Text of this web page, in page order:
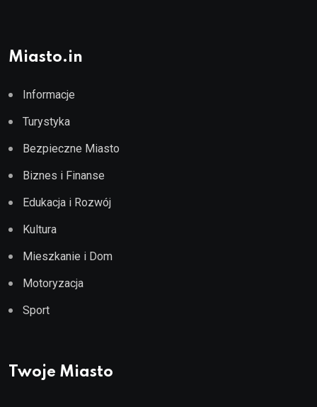
Miasto.in
Informacje
Turystyka
Bezpieczne Miasto
Biznes i Finanse
Edukacja i Rozwój
Kultura
Mieszkanie i Dom
Motoryzacja
Sport
Twoje Miasto